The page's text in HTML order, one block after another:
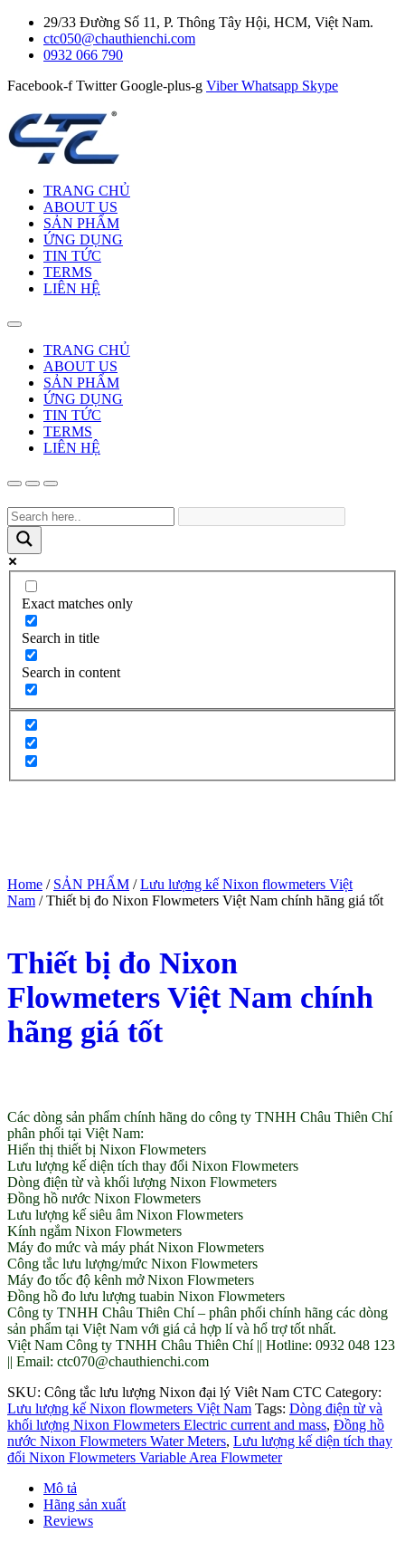
29/33 Đường Số 11, P. Thông Tây Hội, HCM, Việt Nam.
ctc050@chauthienchi.com
0932 066 790
Facebook-f Twitter Google-plus-g Viber Whatsapp Skype
TRANG CHỦ
ABOUT US
SẢN PHẨM
ỨNG DỤNG
TIN TỨC
TERMS
LIÊN HỆ
TRANG CHỦ
ABOUT US
SẢN PHẨM
ỨNG DỤNG
TIN TỨC
TERMS
LIÊN HỆ
Exact matches only
Search in title
Search in content
Home / SẢN PHẨM /Lưu lượng kế Nixon flowmeters Việt
Nam / Thiết bị đo Nixon Flowmeters Việt Nam chính hãng giá tốt
Thiết bị đo Nixon
Flowmeters Việt Nam chính
hãng giá tốt
Các dòng sản phẩm chính hãng do công ty TNHH Châu Thiên Chí
phân phối tại Việt Nam:
Hiển thị thiết bị Nixon Flowmeters
Lưu lượng kế diện tích thay đổi Nixon Flowmeters
Dòng điện từ và khối lượng Nixon Flowmeters
Đồng hồ nước Nixon Flowmeters
Lưu lượng kế siêu âm Nixon Flowmeters
Kính ngắm Nixon Flowmeters
Máy đo mức và máy phát Nixon Flowmeters
Công tắc lưu lượng/mức Nixon Flowmeters
Máy đo tốc độ kênh mở Nixon Flowmeters
Đồng hồ đo lưu lượng tuabin Nixon Flowmeters
Công ty TNHH Châu Thiên Chí – phân phối chính hãng các dòng
sản phẩm tại Việt Nam với giá cả hợp lí và hổ trợ tốt nhất.
Việt Nam Công ty TNHH Châu Thiên Chí || Hotline: 0932 048 123
|| Email: ctc070@chauthienchi.com
SKU: Công tắc lưu lượng Nixon đại lý Viêt Nam CTC Category:
Lưu lượng kế Nixon flowmeters Việt Nam Tags: Dòng điện từ và
khối lượng Nixon Flowmeters Electric current and mass, Đồng hồ
nước Nixon Flowmeters Water Meters, Lưu lượng kế diện tích thay
đổi Nixon Flowmeters Variable Area Flowmeter
Mô tả
Hãng sản xuất
Reviews